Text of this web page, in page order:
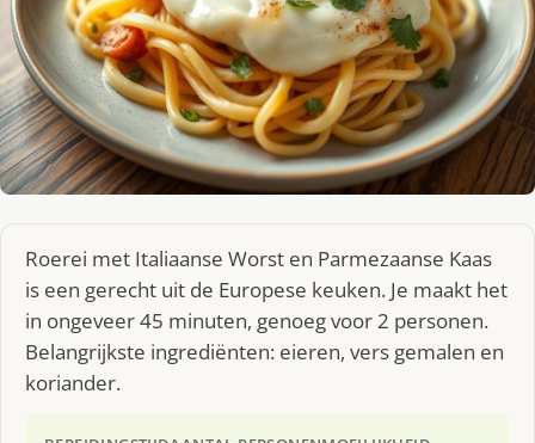
Roerei met Italiaanse Worst en Parmezaanse Kaas
is een gerecht uit de Europese keuken. Je maakt het
in ongeveer 45 minuten, genoeg voor 2 personen.
Belangrijkste ingrediënten: eieren, vers gemalen en
koriander.